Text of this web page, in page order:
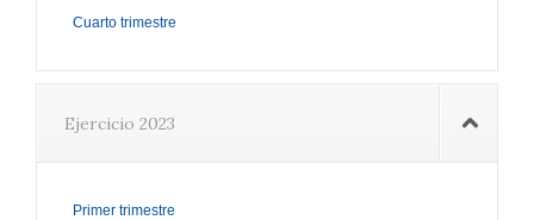
Cuarto trimestre
Ejercicio 2023
Primer trimestre